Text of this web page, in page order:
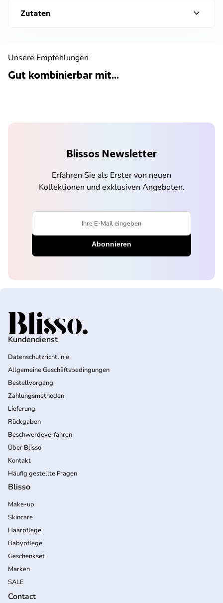
Zutaten expand_more
Unsere Empfehlungen
Gut kombinierbar mit...
Blissos Newsletter
Erfahren Sie als Erster von neuen
Kollektionen und exklusiven Angeboten.
Ihre E-Mail eingeben
Startseite
Kundendienst
Datenschutzrichtlinie
Allgemeine Geschäftsbedingungen
Bestellvorgang
Zahlungsmethoden
Lieferung
Rückgaben
Beschwerdeverfahren
Über Blisso
Kontakt
Häufig gestellte Fragen
Blisso
Make-up
Skincare
Haarpflege
Babypflege
Geschenkset
Marken
SALE
Contact